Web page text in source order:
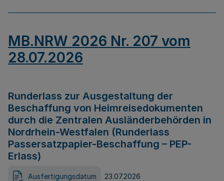
MB.NRW 2026 Nr. 207 vom
28.07.2026
Runderlass zur Ausgestaltung der
Beschaffung von Heimreisedokumenten
durch die Zentralen Ausländerbehörden in
Nordrhein-Westfalen (Runderlass
Passersatzpapier-Beschaffung – PEP-
Erlass)
Ausfertigungsdatum 23.07.2026